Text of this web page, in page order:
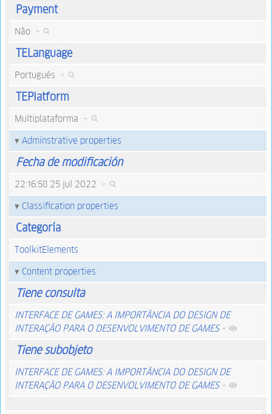
Payment
Não +
TELanguage
Português +
TEPlatform
Multiplataforma +
Adminstrative properties
Fecha de modificación
22:16:58 25 jul 2022 +
Classification properties
Categoría
ToolkitElements
Content properties
Tiene consulta
INTERFACE DE GAMES: A IMPORTÂNCIA DO DESIGN DE
INTERAÇÃO PARA O DESENVOLVIMENTO DE GAMES +
Tiene subobjeto
INTERFACE DE GAMES: A IMPORTÂNCIA DO DESIGN DE
INTERAÇÃO PARA O DESENVOLVIMENTO DE GAMES +